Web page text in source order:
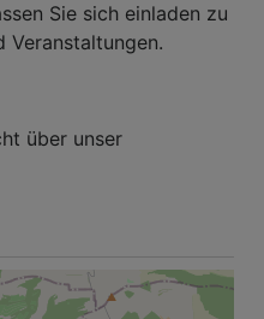
Sie sich einladen zu
Veranstaltungen.
über unser